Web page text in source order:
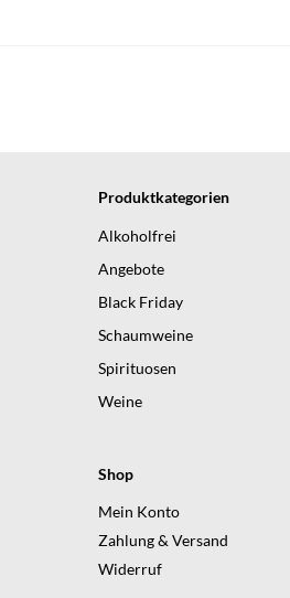
Produktkategorien
Alkoholfrei
Angebote
Black Friday
Schaumweine
Spirituosen
Weine
Shop
Mein Konto
Zahlung & Versand
Widerruf